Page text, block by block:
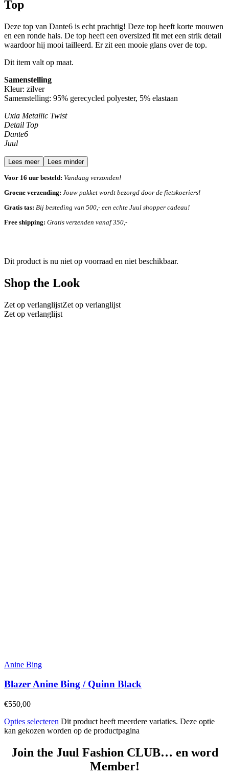
Top
Deze top van Dante6 is echt prachtig! Deze top heeft korte mouwen
en een ronde hals. De top heeft een oversized fit met een strik detail
waardoor hij mooi tailleerd. Er zit een mooie glans over de top.
Dit item valt op maat.
Samenstelling
Kleur: zilver
Samenstelling: 95% gerecycled polyester, 5% elastaan
Uxia Metallic Twist
Detail Top
Dante6
Juul
Lees meer Lees minder
Voor 16 uur besteld: Vandaag verzonden!
Groene verzending: Jouw pakket wordt bezorgd door de fietskoeriers!
Gratis tas: Bij besteding van 500,- een echte Juul shopper cadeau!
Free shipping: Gratis verzenden vanaf 350,-
Dit product is nu niet op voorraad en niet beschikbaar.
Shop the Look
Zet op verlanglijstZet op verlanglijst
Zet op verlanglijst
Anine Bing
Blazer Anine Bing / Quinn Black
€550,00
Opties selecteren Dit product heeft meerdere variaties. Deze optie
kan gekozen worden op de productpagina
Join the Juul Fashion CLUB… en word
Member!